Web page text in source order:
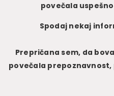
povečala
Spodaj nekaj
Prepričana sem, da
povečala